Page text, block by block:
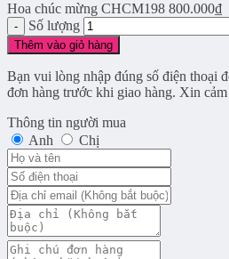
Hoa chúc mừng CHCM198 800.000₫
Số lượng
Thêm vào giỏ hàng
Bạn vui lòng nhập đúng số điện thoại
đơn hàng trước khi giao hàng. Xin
Thông tin người mua
Anh
Chị